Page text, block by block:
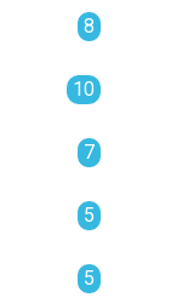
8
10
7
5
5